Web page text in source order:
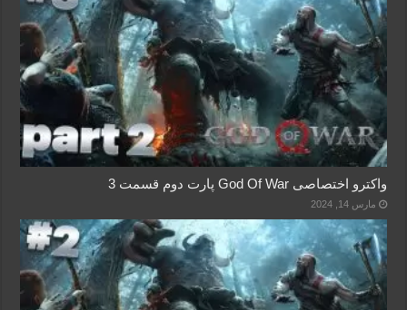
واکترو اختصاصی God Of War پارت دوم قسمت 3
مارس 14, 2024